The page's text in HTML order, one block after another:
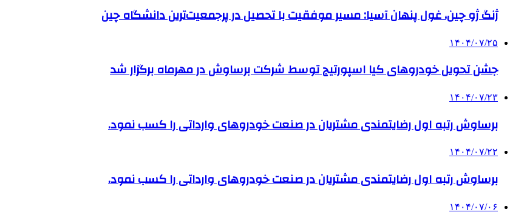
ژنگ ژو چین، غول پنهان آسیا: مسیر موفقیت با تحصیل در پرجمعیت‌ترین دانشگاه چین
۱۴۰۴/۰۷/۲۵
جشن تحویل خودروهای کیا اسپورتیج توسط شرکت برساوش در مهرماه برگزار شد
۱۴۰۴/۰۷/۲۳
برساوش رتبه اول رضایتمندی مشتریان در صنعت خودروهای وارداتی را کسب نمود.
۱۴۰۴/۰۷/۲۲
برساوش رتبه اول رضایتمندی مشتریان در صنعت خودروهای وارداتی را کسب نمود.
۱۴۰۴/۰۷/۰۶